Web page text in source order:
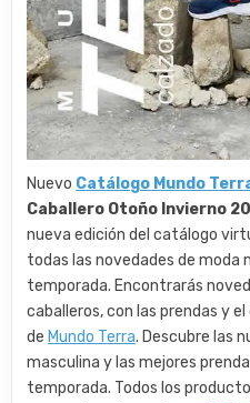
Nuevo Catálogo Mundo
Caballero Otoño Invierno
nueva edición del catálogo
todas las novedades de moda
temporada. Encontrarás
caballeros, con las prendas y
de Mundo Terra. Descubre las
masculina y las mejores
temporada. Todos los